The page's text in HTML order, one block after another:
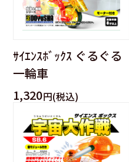
ｻｲｴﾝｽﾎﾞｯｸｽ ぐるぐる
一輪車
1,320円(税込)